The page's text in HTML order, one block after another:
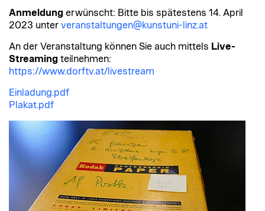
Anmeldung erwünscht: Bitte bis spätestens 14. April
2023 unter veranstaltungen@kunstuni-linz.at
An der Veranstaltung können Sie auch mittels Live-
Streaming teilnehmen:
https://www.dorftv.at/livestream
Einladung.pdf
Plakat.pdf